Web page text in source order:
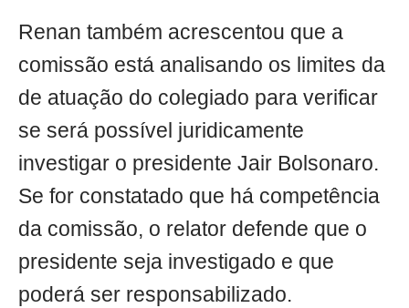
Renan também acrescentou que a
comissão está analisando os limites da
de atuação do colegiado para verificar
se será possível juridicamente
investigar o presidente Jair Bolsonaro.
Se for constatado que há competência
da comissão, o relator defende que o
presidente seja investigado e que
poderá ser responsabilizado.